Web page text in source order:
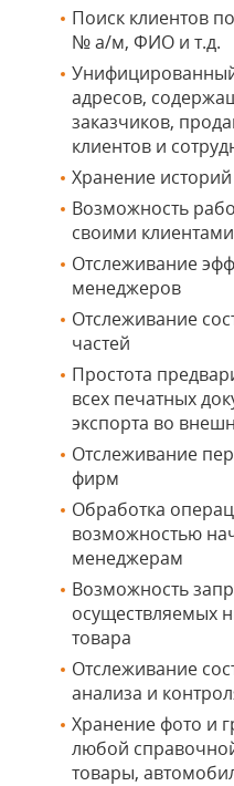
Поиск клиентов
№ а/м, ФИО и т.д.
адресов,
заказчиков,
клиентов и
Хранение
Возможность
своими клиентами
Отслеживание
менеджеров
Отслеживание
частей
Простота
всех печатных
экспорта во
Отслеживание
фирм
Обработка
возможностью
менеджерам
Возможность
осуществляемых
товара
Отслеживание
анализа и
Хранение фото и
любой
товары,